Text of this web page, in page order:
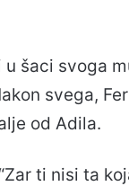
šaci svoga
svega,
od Adila.
ti nisi ta